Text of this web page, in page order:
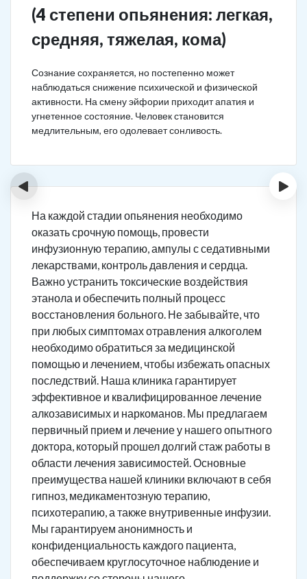
(4 степени опьянения: легкая,
средняя, тяжелая, кома)
Сознание сохраняется, но постепенно может
наблюдаться снижение психической и физической
активности. На смену эйфории приходит апатия и
угнетенное состояние. Человек становится
медлительным, его одолевает сонливость.
‹ ›
На каждой стадии опьянения необходимо
оказать срочную помощь, провести
инфузионную терапию, ампулы с седативными
лекарствами, контроль давления и сердца.
Важно устранить токсические воздействия
этанола и обеспечить полный процесс
восстановления больного. Не забывайте, что
при любых симптомах отравления алкоголем
необходимо обратиться за медицинской
помощью и лечением, чтобы избежать опасных
последствий. Наша клиника гарантирует
эффективное и квалифицированное лечение
алкозависимых и наркоманов. Мы предлагаем
первичный прием и лечение у нашего опытного
доктора, который прошел долгий стаж работы в
области лечения зависимостей. Основные
преимущества нашей клиники включают в себя
гипноз, медикаментозную терапию,
психотерапию, а также внутривенные инфузии.
Мы гарантируем анонимность и
конфиденциальность каждого пациента,
обеспечиваем круглосуточное наблюдение и